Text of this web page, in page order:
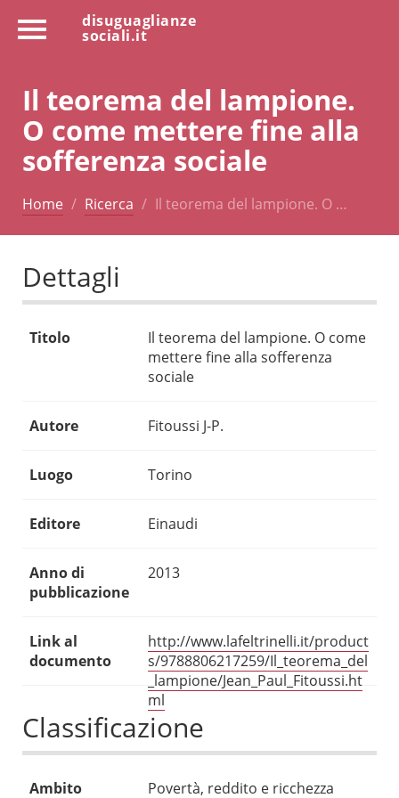
disuguaglianze
sociali.it
Il teorema del lampione.
O come mettere fine alla
sofferenza sociale
Home Ricerca Il teorema del lampione. O …
Dettagli
Titolo
Il teorema del lampione. O come
mettere fine alla sofferenza
sociale
Autore Fitoussi J-P.
Luogo Torino
Editore Einaudi
Anno di
pubblicazione
2013
Link al
documento
http://www.lafeltrinelli.it/product
s/9788806217259/Il_teorema_del
_lampione/Jean_Paul_Fitoussi.ht
ml
Classificazione
Ambito Povertà, reddito e ricchezza